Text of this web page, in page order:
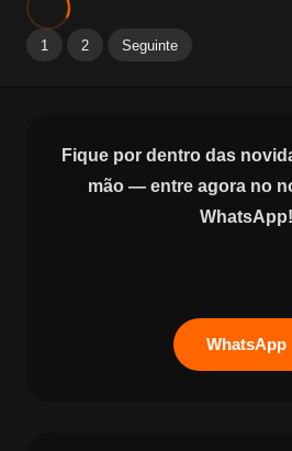
1 2 Seguinte
Fique por dentro das
mão — entre agora no
WhatsApp!
WhatsApp